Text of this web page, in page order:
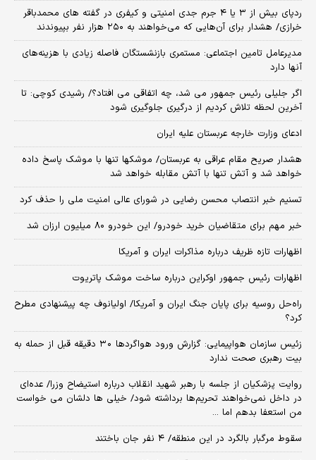
ردپای بیش از ۳ یا ۴ جرم جدی امنیتی و کیفری در گفته های محمدباقر
خرازی/ هشدار برای آن‌هایی که می‌خواهند به ۲۵۰ هزار نفر بپیوندند
مدیرعامل تامین اجتماعی: مستمری بازنشستگان فاصله زیادی با هزینه‌های
آنها دارد
اگر جلیلی رئیس جمهور می شد، چه اتفاقی می افتاد؟/ رشیدی کوچی: تا
آخرین لحظه تلاش کردیم از درگیری جلوگیری شود
ادعای وزارت خارجه عربستان علیه ایران
هشدار صریح مقام عراقی به عربستان/ موشکها تنها با موشک پاسخ داده
خواهد شد و آتش تنها با آتش مقابله خواهد شد
تسنیم خبر انتصاب محسن رضایی در شورای عالی امنیت ملی را حذف کرد
خبر مهم برای متقاضیان خرید خودرو/ این خودرو ۸۰ میلیون ارزان شد
اظهارات تازه ظریف درباره مذاکرات ایران و آمریکا
اظهارات رئیس جمهور اوکراین درباره ساخت موشک پاتریوت
راه‌حل روسیه برای پایان جنگ ایران و آمریکا/ اولیانوف چه پیشنهادی مطرح
کرد؟
زئیس سازمان هواپیمایی: گزارش ورود هواگردها ٣٠ دقیقه قبل از حمله به
بیت رهبری صحت ندارد
روایت پزشکیان از جلسه با رهبر شهید انقلاب درباره استیضاح وزرا/ عده‌ای
در داخل نمی‌خواهند تحریم‌ها برداشته شود/ خیلی ها دلشان می خواست
من استعفا بدهم اما ...
سقوط مرگبار بالگرد در این منطقه/ ۴ نفر جان باختند